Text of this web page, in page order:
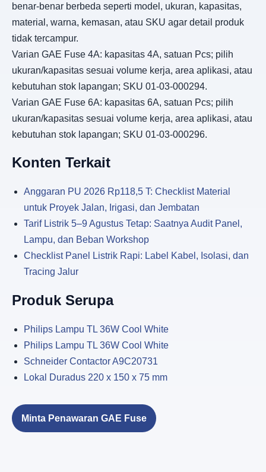
benar-benar berbeda seperti model, ukuran, kapasitas,
material, warna, kemasan, atau SKU agar detail produk
tidak tercampur.
Varian GAE Fuse 4A: kapasitas 4A, satuan Pcs; pilih
ukuran/kapasitas sesuai volume kerja, area aplikasi, atau
kebutuhan stok lapangan; SKU 01-03-000294.
Varian GAE Fuse 6A: kapasitas 6A, satuan Pcs; pilih
ukuran/kapasitas sesuai volume kerja, area aplikasi, atau
kebutuhan stok lapangan; SKU 01-03-000296.
Konten Terkait
Anggaran PU 2026 Rp118,5 T: Checklist Material
untuk Proyek Jalan, Irigasi, dan Jembatan
Tarif Listrik 5–9 Agustus Tetap: Saatnya Audit Panel,
Lampu, dan Beban Workshop
Checklist Panel Listrik Rapi: Label Kabel, Isolasi, dan
Tracing Jalur
Produk Serupa
Philips Lampu TL 36W Cool White
Philips Lampu TL 36W Cool White
Schneider Contactor A9C20731
Lokal Duradus 220 x 150 x 75 mm
Minta Penawaran GAE Fuse